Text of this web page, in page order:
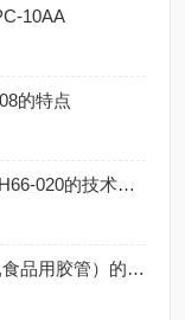
10AA
的特点
CKD喜开理带刻度盘针阀DVL-S-06-H66-020的技术要点
TOYOFUSSO SOFT 胶管 （化妆品,食品用胶管）的特点